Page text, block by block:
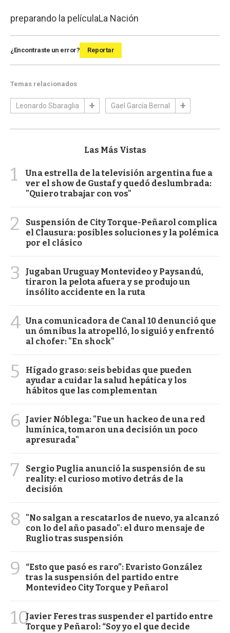
preparando la películaLa Nación
¿Encontraste un error? Reportar
Temas relacionados
Leonardo Sbaraglia Gael García Bernal
Las Más Vistas
1
Una estrella de la televisión argentina fue a
ver el show de Gustaf y quedó deslumbrada:
"Quiero trabajar con vos"
2
Suspensión de City Torque-Peñarol complica
el Clausura: posibles soluciones y la polémica
por el clásico
3
Jugaban Uruguay Montevideo y Paysandú,
tiraron la pelota afuera y se produjo un
insólito accidente en la ruta
4 Una comunicadora de Canal 10 denunció que
un ómnibus la atropelló, lo siguió y enfrentó
al chofer: "En shock"
5
Hígado graso: seis bebidas que pueden
ayudar a cuidar la salud hepática y los
hábitos que las complementan
6
Javier Nóblega: "Fue un hackeo de una red
lumínica, tomaron una decisión un poco
apresurada"
7
Sergio Puglia anunció la suspensión de su
reality: el curioso motivo detrás de la
decisión
8
"No salgan a rescatarlos de nuevo, ya alcanzó
con lo del año pasado": el duro mensaje de
Ruglio tras suspensión
9
“Esto que pasó es raro”: Evaristo González
tras la suspensión del partido entre
Montevideo City Torque y Peñarol
10Javier Feres tras suspender el partido entre
Torque y Peñarol: “Soy yo el que decide